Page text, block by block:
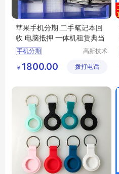
苹果手机分期 二手笔记本回
收 电脑抵押 一体机租赁典当
手机分期
高新技术
区良驹电
￥ 1800.00 拨打电话